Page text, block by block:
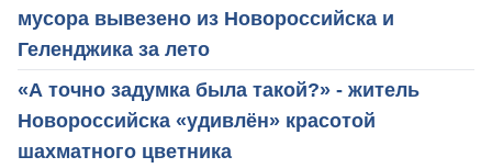
мусора вывезено из Новороссийска и
Геленджика за лето
«А точно задумка была такой?» - житель
Новороссийска «удивлён» красотой
шахматного цветника